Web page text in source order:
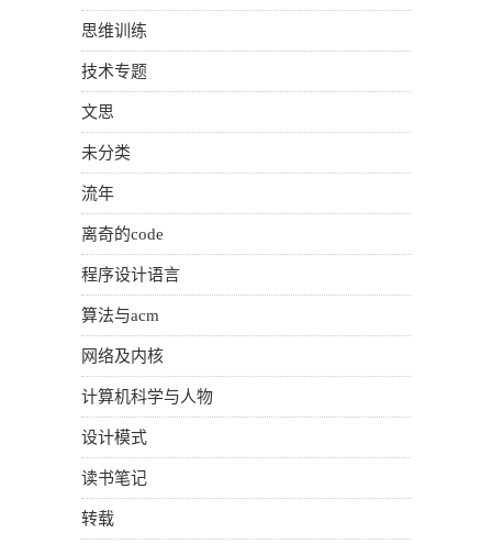
思维训练
技术专题
文思
未分类
流年
离奇的code
程序设计语言
算法与acm
网络及内核
计算机科学与人物
设计模式
读书笔记
转载